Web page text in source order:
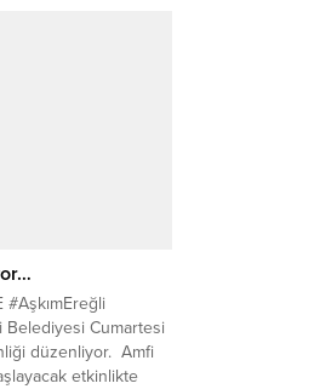
#AşkımEreğli
Belediyesi Cumartesi
düzenliyor. Amfi
etkinlikte